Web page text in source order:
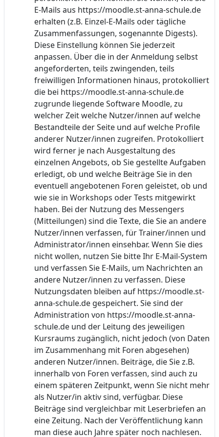
E-Mails aus https://moodle.st-anna-schule.de
erhalten (z.B. Einzel-E-Mails oder tägliche
Zusammenfassungen, sogenannte Digests).
Diese Einstellung können Sie jederzeit
anpassen. Über die in der Anmeldung selbst
angeforderten, teils zwingenden, teils
freiwilligen Informationen hinaus, protokolliert
die bei https://moodle.st-anna-schule.de
zugrunde liegende Software Moodle, zu
welcher Zeit welche Nutzer/innen auf welche
Bestandteile der Seite und auf welche Profile
anderer Nutzer/innen zugreifen. Protokolliert
wird ferner je nach Ausgestaltung des
einzelnen Angebots, ob Sie gestellte Aufgaben
erledigt, ob und welche Beiträge Sie in den
eventuell angebotenen Foren geleistet, ob und
wie sie in Workshops oder Tests mitgewirkt
haben. Bei der Nutzung des Messengers
(Mitteilungen) sind die Texte, die Sie an andere
Nutzer/innen verfassen, für Trainer/innen und
Administrator/innen einsehbar. Wenn Sie dies
nicht wollen, nutzen Sie bitte Ihr E-Mail-System
und verfassen Sie E-Mails, um Nachrichten an
andere Nutzer/innen zu verfassen. Diese
Nutzungsdaten bleiben auf https://moodle.st-
anna-schule.de gespeichert. Sie sind der
Administration von https://moodle.st-anna-
schule.de und der Leitung des jeweiligen
Kursraums zugänglich, nicht jedoch (von Daten
im Zusammenhang mit Foren abgesehen)
anderen Nutzer/innen. Beiträge, die Sie z.B.
innerhalb von Foren verfassen, sind auch zu
einem späteren Zeitpunkt, wenn Sie nicht mehr
als Nutzer/in aktiv sind, verfügbar. Diese
Beiträge sind vergleichbar mit Leserbriefen an
eine Zeitung. Nach der Veröffentlichung kann
man diese auch Jahre später noch nachlesen.